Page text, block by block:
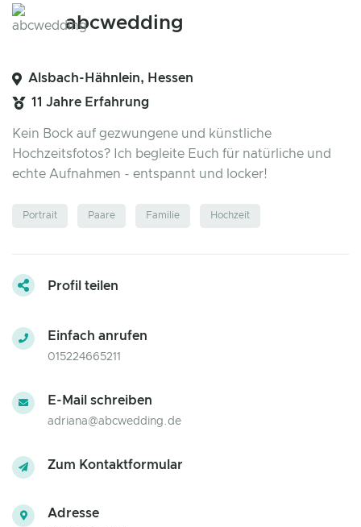
abcwedding
Alsbach-Hähnlein, Hessen
11 Jahre Erfahrung
Kein Bock auf gezwungene und künstliche
Hochzeitsfotos? Ich begleite Euch für natürliche und
echte Aufnahmen - entspannt und locker!
Portrait Paare Familie Hochzeit
Profil teilen
Einfach anrufen
015224665211
E-Mail schreiben
adriana@abcwedding.de
Zum Kontaktformular
Adresse